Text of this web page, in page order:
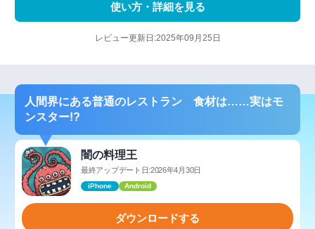
使い方・詳細を見る
レビュー更新日:2025年09月25日
人間界にある普通のレストラン 食材は……実はモ
ンスター!?
闇の料理王
最終アップデート日:2026年4月30日
iPhone Android
ダウンロードする